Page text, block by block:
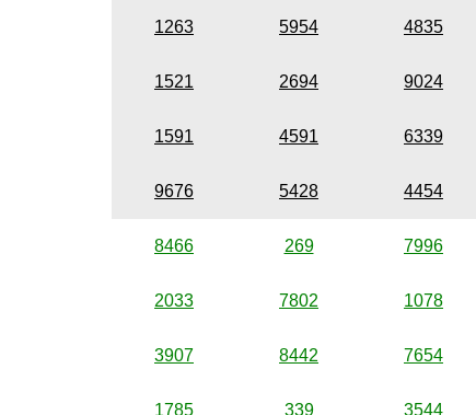
1263 5954 4835
1521 2694 9024
1591 4591 6339
9676 5428 4454
8466 269 7996
2033 7802 1078
3907 8442 7654
1785 339 3544